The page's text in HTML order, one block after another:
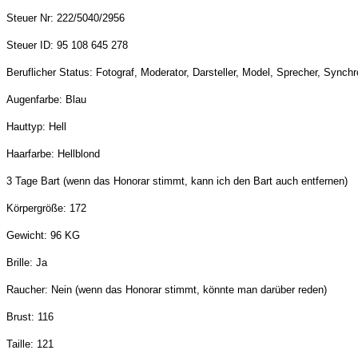
Steuer Nr: 222/5040/2956
Steuer ID: 95 108 645 278
Beruflicher Status: Fotograf, Moderator, Darsteller, Model, Sprecher,
Augenfarbe: Blau
Hauttyp: Hell
Haarfarbe: Hellblond
3 Tage Bart (wenn das Honorar stimmt, kann ich den Bart auch entfernen)
Körpergröße: 172
Gewicht: 96 KG
Brille: Ja
Raucher: Nein (wenn das Honorar stimmt, könnte man darüber reden)
Brust: 116
Taille: 121